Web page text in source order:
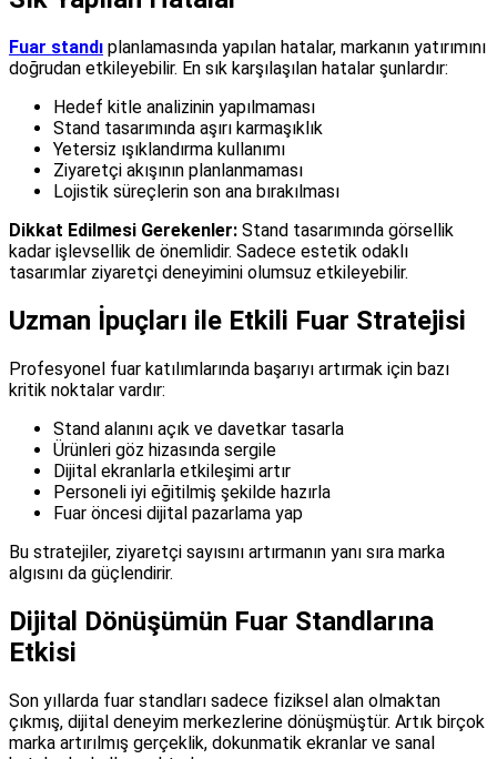
Fuar standı planlamasında yapılan hatalar, markanın yatırımını
doğrudan etkileyebilir. En sık karşılaşılan hatalar şunlardır:
Hedef kitle analizinin yapılmaması
Stand tasarımında aşırı karmaşıklık
Yetersiz ışıklandırma kullanımı
Ziyaretçi akışının planlanmaması
Lojistik süreçlerin son ana bırakılması
Dikkat Edilmesi Gerekenler: Stand tasarımında görsellik
kadar işlevsellik de önemlidir. Sadece estetik odaklı
tasarımlar ziyaretçi deneyimini olumsuz etkileyebilir.
Uzman İpuçları ile Etkili Fuar Stratejisi
Profesyonel fuar katılımlarında başarıyı artırmak için bazı
kritik noktalar vardır:
Stand alanını açık ve davetkar tasarla
Ürünleri göz hizasında sergile
Dijital ekranlarla etkileşimi artır
Personeli iyi eğitilmiş şekilde hazırla
Fuar öncesi dijital pazarlama yap
Bu stratejiler, ziyaretçi sayısını artırmanın yanı sıra marka
algısını da güçlendirir.
Dijital Dönüşümün Fuar Standlarına
Etkisi
Son yıllarda fuar standları sadece fiziksel alan olmaktan
çıkmış, dijital deneyim merkezlerine dönüşmüştür. Artık birçok
marka artırılmış gerçeklik, dokunmatik ekranlar ve sanal